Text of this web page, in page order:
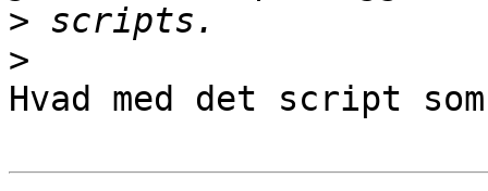
>
>
Hvad med det script